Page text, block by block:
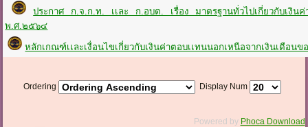
ประกาศ ก.จ.ก.ท. เเละ ก.อบต. เรื่อง มาตรฐานทั่วไปเกี่ยวกับเงินค่
พ.ศ.๒๕๖๔
หลักเกณฑ์เเละเงื่อนไขเกี่ยวกับเงินค่าตอบเเทนนอกเหนือจากเงินเดือ
Ordering Display Num
Powered by Phoca Download